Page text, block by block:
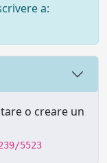
a:
o creare un
5523